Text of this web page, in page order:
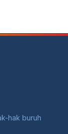
hak buruh